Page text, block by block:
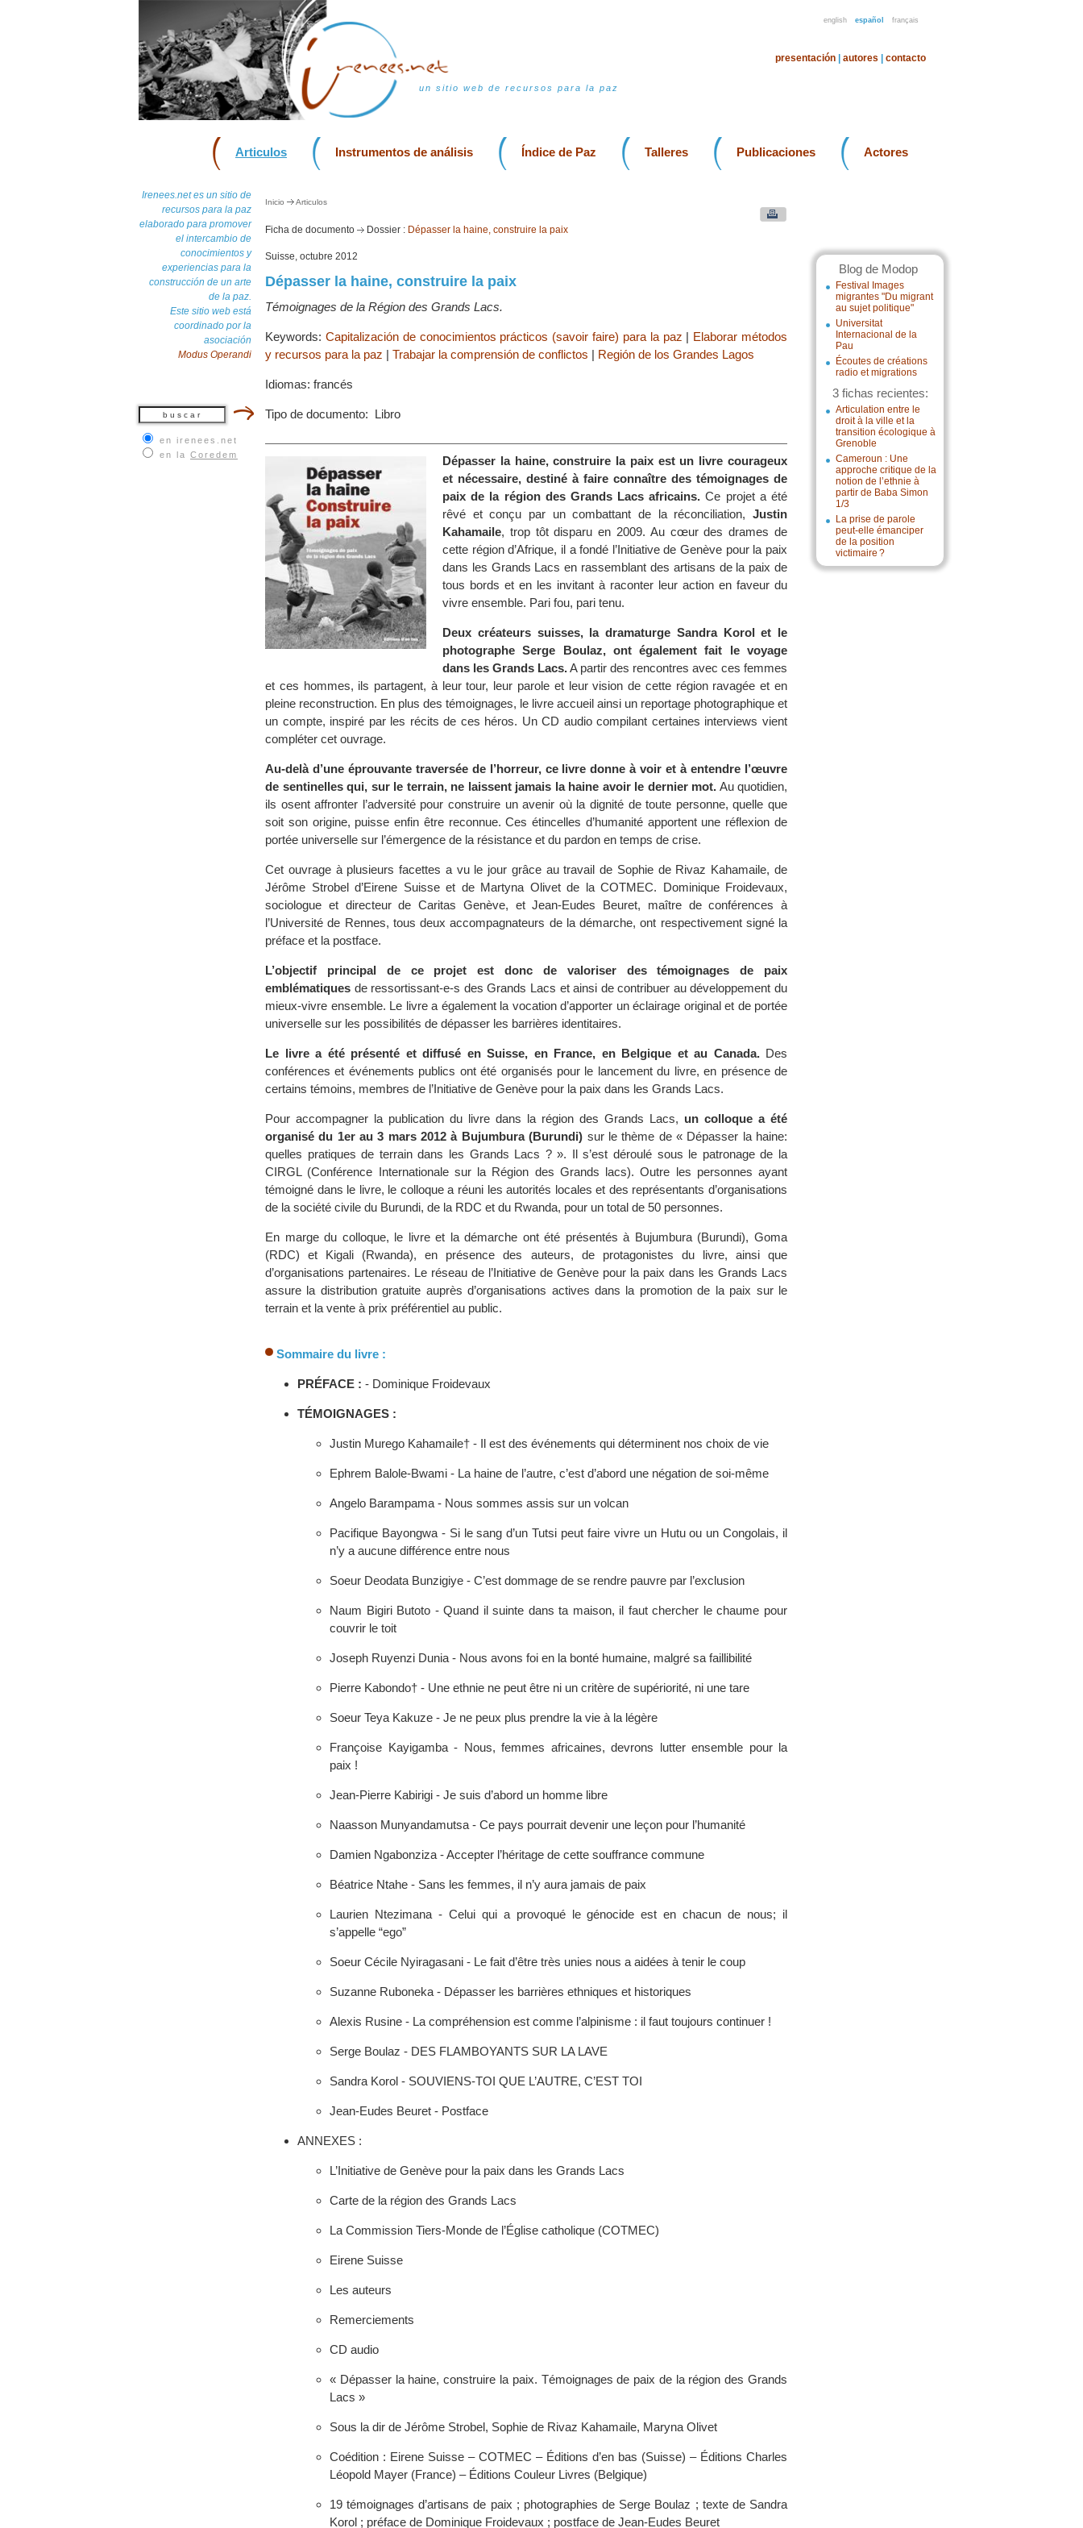
english español français
un sitio web de recursos para la paz
presentación autores contacto
Articulos Instrumentos de análisis Índice de Paz Talleres Publicaciones Actores
Irenees.net es un sitio de
recursos para la paz
elaborado para promover
el intercambio de
conocimientos y
experiencias para la
construcción de un arte
de la paz.
Este sitio web está
coordinado por la
asociación
Modus Operandi
en irenees.net
en la Coredem
Blog de Modop
Festival Images
migrantes "Du migrant
au sujet politique"
Universitat
Internacional de la
Pau
Écoutes de créations
radio et migrations
3 fichas recientes:
Articulation entre le
droit à la ville et la
transition écologique à
Grenoble
Cameroun : Une
approche critique de la
notion de l’ethnie à
partir de Baba Simon
1/3
La prise de parole
peut-elle émanciper
de la position
victimaire ?
Inicio Articulos
Ficha de documento Dossier : Dépasser la haine, construire la paix
Suisse, octubre 2012
Dépasser la haine, construire la paix
Témoignages de la Région des Grands Lacs.
Keywords: Capitalización de conocimientos prácticos (savoir faire) para la paz | Elaborar métodos
y recursos para la paz | Trabajar la comprensión de conflictos | Región de los Grandes Lagos
Idiomas: francés
Tipo de documento: Libro
Dépasser la haine, construire la paix est un livre courageux
et nécessaire, destiné à faire connaître des témoignages de
paix de la région des Grands Lacs africains. Ce projet a été
rêvé et conçu par un combattant de la réconciliation, Justin
Kahamaile, trop tôt disparu en 2009. Au cœur des drames de
cette région d’Afrique, il a fondé l’Initiative de Genève pour la paix
dans les Grands Lacs en rassemblant des artisans de la paix de
tous bords et en les invitant à raconter leur action en faveur du
vivre ensemble. Pari fou, pari tenu.
Deux créateurs suisses, la dramaturge Sandra Korol et le
photographe Serge Boulaz, ont également fait le voyage
dans les Grands Lacs.A partir des rencontres avec ces femmes
et ces hommes, ils partagent, à leur tour, leur parole et leur vision de cette région ravagée et en
pleine reconstruction. En plus des témoignages, le livre accueil ainsi un reportage photographique et
un compte, inspiré par les récits de ces héros. Un CD audio compilant certaines interviews vient
compléter cet ouvrage.
Au-delà d’une éprouvante traversée de l’horreur, ce livre donne à voir et à entendre l’œuvre
de sentinelles qui, sur le terrain, ne laissent jamais la haine avoir le dernier mot. Au quotidien,
ils osent affronter l’adversité pour construire un avenir où la dignité de toute personne, quelle que
soit son origine, puisse enfin être reconnue. Ces étincelles d’humanité apportent une réflexion de
portée universelle sur l’émergence de la résistance et du pardon en temps de crise.
Cet ouvrage à plusieurs facettes a vu le jour grâce au travail de Sophie de Rivaz Kahamaile, de
Jérôme Strobel d’Eirene Suisse et de Martyna Olivet de la COTMEC. Dominique Froidevaux,
sociologue et directeur de Caritas Genève, et Jean-Eudes Beuret, maître de conférences à
l’Université de Rennes, tous deux accompagnateurs de la démarche, ont respectivement signé la
préface et la postface.
L’objectif principal de ce projet est donc de valoriser des témoignages de paix
emblématiques de ressortissant-e-s des Grands Lacs et ainsi de contribuer au développement du
mieux-vivre ensemble. Le livre a également la vocation d’apporter un éclairage original et de portée
universelle sur les possibilités de dépasser les barrières identitaires.
Le livre a été présenté et diffusé en Suisse, en France, en Belgique et au Canada.Des
conférences et événements publics ont été organisés pour le lancement du livre, en présence de
certains témoins, membres de l’Initiative de Genève pour la paix dans les Grands Lacs.
Pour accompagner la publication du livre dans la région des Grands Lacs, un colloque a été
organisé du 1er au 3 mars 2012 à Bujumbura (Burundi) sur le thème de « Dépasser la haine:
quelles pratiques de terrain dans les Grands Lacs ? ». Il s’est déroulé sous le patronage de la
CIRGL (Conférence Internationale sur la Région des Grands lacs). Outre les personnes ayant
témoigné dans le livre, le colloque a réuni les autorités locales et des représentants d’organisations
de la société civile du Burundi, de la RDC et du Rwanda, pour un total de 50 personnes.
En marge du colloque, le livre et la démarche ont été présentés à Bujumbura (Burundi), Goma
(RDC) et Kigali (Rwanda), en présence des auteurs, de protagonistes du livre, ainsi que
d’organisations partenaires. Le réseau de l’Initiative de Genève pour la paix dans les Grands Lacs
assure la distribution gratuite auprès d’organisations actives dans la promotion de la paix sur le
terrain et la vente à prix préférentiel au public.
Sommaire du livre :
PRÉFACE : - Dominique Froidevaux
TÉMOIGNAGES :
Justin Murego Kahamaile† - Il est des événements qui déterminent nos choix de vie
Ephrem Balole-Bwami - La haine de l’autre, c’est d’abord une négation de soi-même
Angelo Barampama - Nous sommes assis sur un volcan
Pacifique Bayongwa - Si le sang d’un Tutsi peut faire vivre un Hutu ou un Congolais, il
n’y a aucune différence entre nous
Soeur Deodata Bunzigiye - C’est dommage de se rendre pauvre par l’exclusion
Naum Bigiri Butoto - Quand il suinte dans ta maison, il faut chercher le chaume pour
couvrir le toit
Joseph Ruyenzi Dunia - Nous avons foi en la bonté humaine, malgré sa faillibilité
Pierre Kabondo† - Une ethnie ne peut être ni un critère de supériorité, ni une tare
Soeur Teya Kakuze - Je ne peux plus prendre la vie à la légère
Françoise Kayigamba - Nous, femmes africaines, devrons lutter ensemble pour la
paix !
Jean-Pierre Kabirigi - Je suis d’abord un homme libre
Naasson Munyandamutsa - Ce pays pourrait devenir une leçon pour l’humanité
Damien Ngabonziza - Accepter l’héritage de cette souffrance commune
Béatrice Ntahe - Sans les femmes, il n’y aura jamais de paix
Laurien Ntezimana - Celui qui a provoqué le génocide est en chacun de nous; il
s’appelle “ego”
Soeur Cécile Nyiragasani - Le fait d’être très unies nous a aidées à tenir le coup
Suzanne Ruboneka - Dépasser les barrières ethniques et historiques
Alexis Rusine - La compréhension est comme l’alpinisme : il faut toujours continuer !
Serge Boulaz - DES FLAMBOYANTS SUR LA LAVE
Sandra Korol - SOUVIENS-TOI QUE L’AUTRE, C’EST TOI
Jean-Eudes Beuret - Postface
ANNEXES :
L’Initiative de Genève pour la paix dans les Grands Lacs
Carte de la région des Grands Lacs
La Commission Tiers-Monde de l’Église catholique (COTMEC)
Eirene Suisse
Les auteurs
Remerciements
CD audio
« Dépasser la haine, construire la paix. Témoignages de paix de la région des Grands
Lacs »
Sous la dir de Jérôme Strobel, Sophie de Rivaz Kahamaile, Maryna Olivet
Coédition : Eirene Suisse – COTMEC – Éditions d’en bas (Suisse) – Éditions Charles
Léopold Mayer (France) – Éditions Couleur Livres (Belgique)
19 témoignages d’artisans de paix ; photographies de Serge Boulaz ; texte de Sandra
Korol ; préface de Dominique Froidevaux ; postface de Jean-Eudes Beuret